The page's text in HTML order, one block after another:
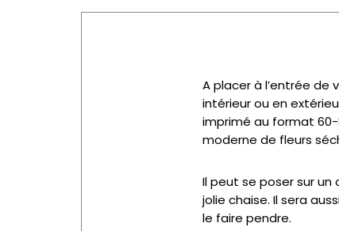
A placer à l’entrée de
intérieur ou en
imprimé au format
moderne de fleurs
Il peut se poser sur un
jolie chaise. Il sera
le faire pendre.